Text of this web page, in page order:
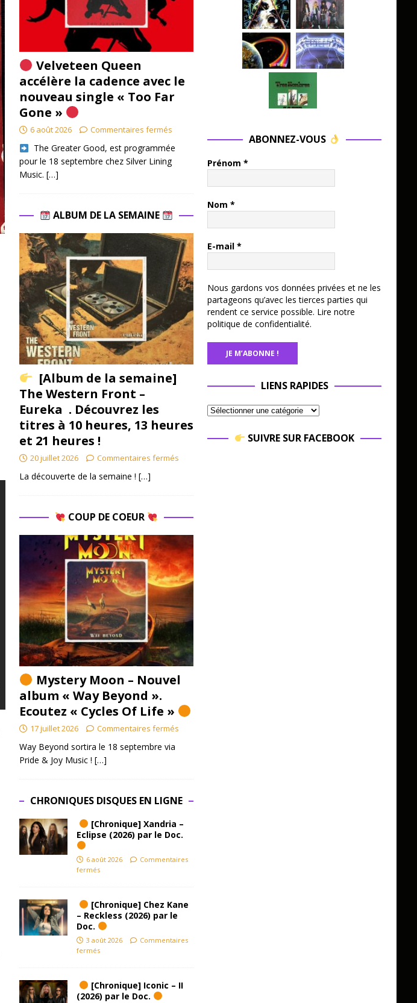
Velveteen Queen
accélère la cadence avec le
nouveau single « Too Far
Gone »
6 août 2026 Commentaires fermés
​ The Greater Good, est programmée
pour le 18 septembre chez Silver Lining
Music. […]
ALBUM DE LA SEMAINE
[Album de la semaine]
The Western Front –
Eureka . Découvrez les
titres à 10 heures, 13 heures
et 21 heures !
20 juillet 2026 Commentaires fermés
La découverte de la semaine ! […]
COUP DE COEUR
Mystery Moon – Nouvel
album « Way Beyond ».
Ecoutez « Cycles Of Life »
17 juillet 2026 Commentaires fermés
Way Beyond sortira le 18 septembre via
Pride & Joy Music ! […]
CHRONIQUES DISQUES EN LIGNE
[Chronique] Xandria –
Eclipse (2026) par le Doc.
6 août 2026
Commentaires
fermés
[Chronique] Chez Kane
– Reckless (2026) par le
Doc.
3 août 2026
Commentaires
fermés
[Chronique] Iconic – II
(2026) par le Doc.
ABONNEZ-VOUS
Prénom *
Nom *
E-mail *
Nous gardons vos données privées et ne les
partageons qu’avec les tierces parties qui
rendent ce service possible. Lire notre
politique de confidentialité.
LIENS RAPIDES
SUIVRE SUR FACEBOOK